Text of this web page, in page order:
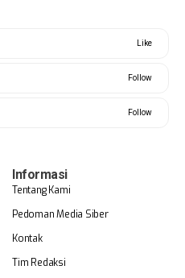
Like
Follow
Follow
Informasi
Tentang Kami
Pedoman Media Siber
Kontak
Tim Redaksi